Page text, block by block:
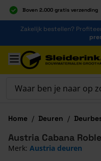
Boven 2.000 gratis verzending
Al 40 jaar dé specialist
Alles onder één dak
Ga naar de inhoud
Zakelijk bestellen?
Ga naar hoofdinhoud
Home / Deuren /
Austria Cabana
Merk: Austria deuren